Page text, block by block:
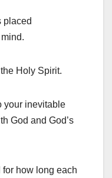
placed
Holy Spirit.
your inevitable
God and God’s
for how long each